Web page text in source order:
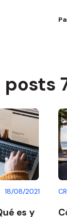
18/08/2021
es y